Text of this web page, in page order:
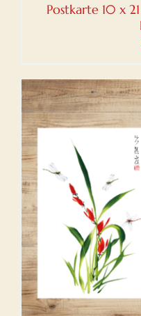
Postkarte 10 x